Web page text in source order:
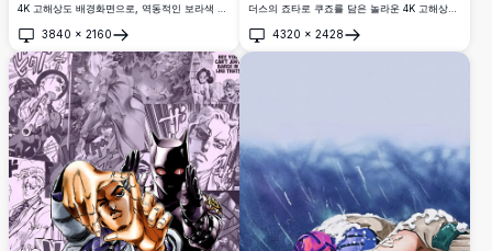
4K 고해상도 배경화면으로, 역동적인 보라색 에
로 둘러싸인 강렬한 펀치 포즈가 특징입니다.
3840 × 2160
열기
더스의 죠타로 쿠죠를 담은 놀라운 4K 고해상도
니멀리스트 디자인으로 상징적인 주인공의 강력
한 포즈를 선보입니다.
4320 × 2428
열기